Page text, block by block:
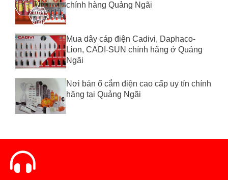
chính hàng Quảng Ngãi
Mua dây cáp điện Cadivi, Daphaco-
Lion, CADI-SUN chính hãng ở Quảng
Ngãi
Nơi bán ổ cắm điện cao cấp uy tín chính
hãng tại Quảng Ngãi